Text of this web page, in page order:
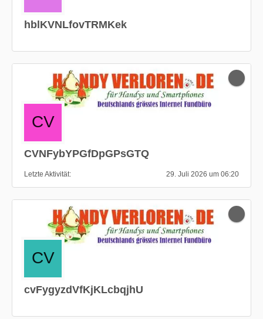
hblKVNLfovTRMKek
CVNFybYPGfDpGPsGTQ
Letzte Aktivität 29. Juli 2026 um 06:20
cvFygyzdVfKjKLcbqjhU